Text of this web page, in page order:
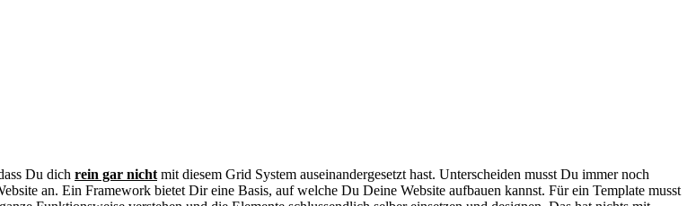
Du dich rein gar nicht mit diesem Grid System auseinandergesetzt hast. Unterscheiden musst Du immer noch
an. Ein Framework bietet Dir eine Basis, auf welche Du Deine Website aufbauen kannst. Für ein Template musst